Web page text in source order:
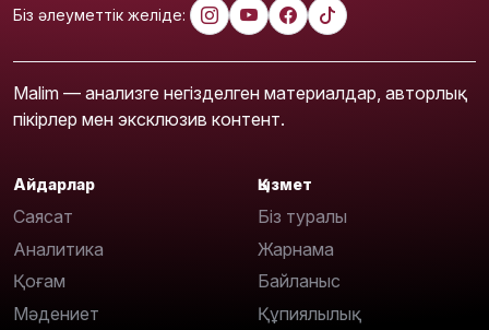
Біз әлеуметтік желіде:
Malim — анализге негізделген материалдар, авторлық
пікірлер мен эксклюзив контент.
Айдарлар
Саясат
Аналитика
Қоғам
Мәдениет
Қызмет
Біз туралы
Жарнама
Байланыс
Құпиялылық